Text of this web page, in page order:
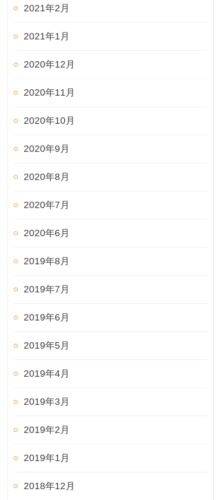
2021年2月
2021年1月
2020年12月
2020年11月
2020年10月
2020年9月
2020年8月
2020年7月
2020年6月
2019年8月
2019年7月
2019年6月
2019年5月
2019年4月
2019年3月
2019年2月
2019年1月
2018年12月